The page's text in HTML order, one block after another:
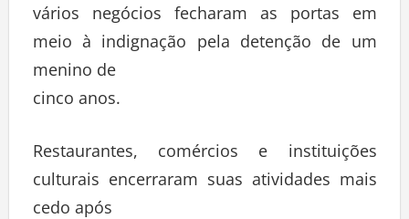
vários negócios fecharam as portas em
meio à indignação pela detenção de um
menino de
cinco anos.
Restaurantes, comércios e instituições
culturais encerraram suas atividades mais
cedo após